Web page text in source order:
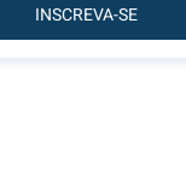
INSCREVA-SE